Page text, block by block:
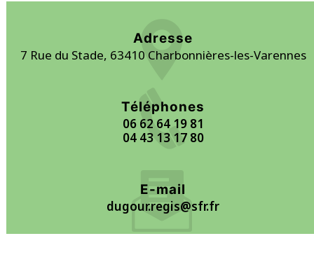
Adresse
7 Rue du Stade, 63410 Charbonnières-les-Varennes
Téléphones
06 62 64 19 81
04 43 13 17 80
E-mail
dugour.regis@sfr.fr